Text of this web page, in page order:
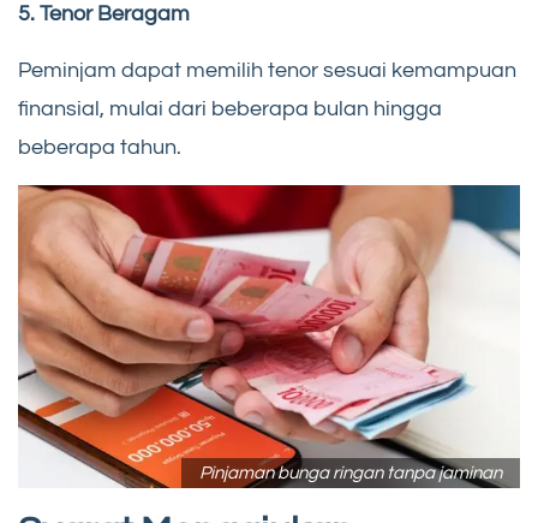
5. Tenor Beragam
Peminjam dapat memilih tenor sesuai kemampuan
finansial, mulai dari beberapa bulan hingga
beberapa tahun.
Pinjaman bunga ringan tanpa jaminan